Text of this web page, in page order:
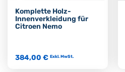
Komplette Holz-
Innenverkleidung für
Citroen Nemo
384,00 € Exkl. MwSt.